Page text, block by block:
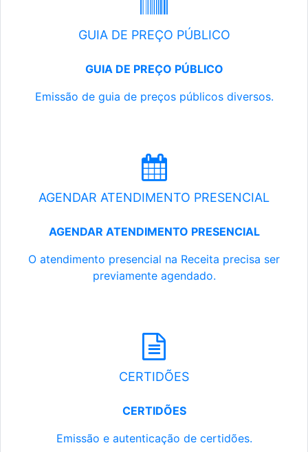
GUIA DE PREÇO PÚBLICO
GUIA DE PREÇO PÚBLICO
Emissão de guia de preços públicos diversos.
AGENDAR ATENDIMENTO PRESENCIAL
AGENDAR ATENDIMENTO PRESENCIAL
O atendimento presencial na Receita precisa ser
previamente agendado.
CERTIDÕES
CERTIDÕES
Emissão e autenticação de certidões.